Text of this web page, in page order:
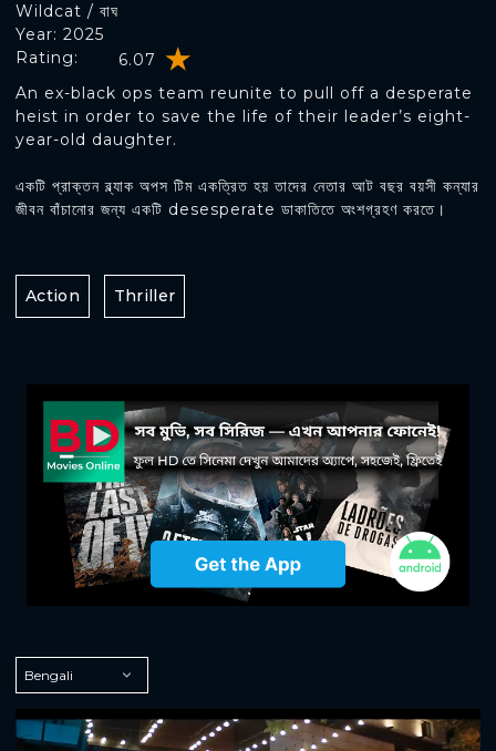
Wildcat / বাঘ
Rating: 6.07
Year: 2025
An ex-black ops team reunite to pull off a desperate
heist in order to save the life of their leader’s eight-
year-old daughter.
একটি প্রাক্তন ব্ল্যাক অপস টিম একত্রিত হয় তাদের নেতার আট বছর বয়সী কন্যার
জীবন বাঁচানোর জন্য একটি desesperate ডাকাতিতে অংশগ্রহণ করতে।
Action Thriller